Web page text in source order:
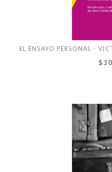
EL ENSAYO PERSONAL -